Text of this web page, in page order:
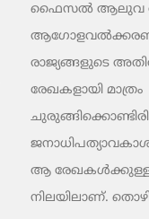
ഫൈസൽ ആലുവ
രാജ്യങ്ങളുടെ
രേഖകളായി മാത്രം
ആ
നിലയിലാണ്.